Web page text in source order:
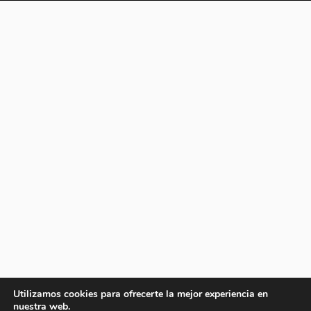
Utilizamos cookies para ofrecerte la mejor experiencia en
nuestra web.